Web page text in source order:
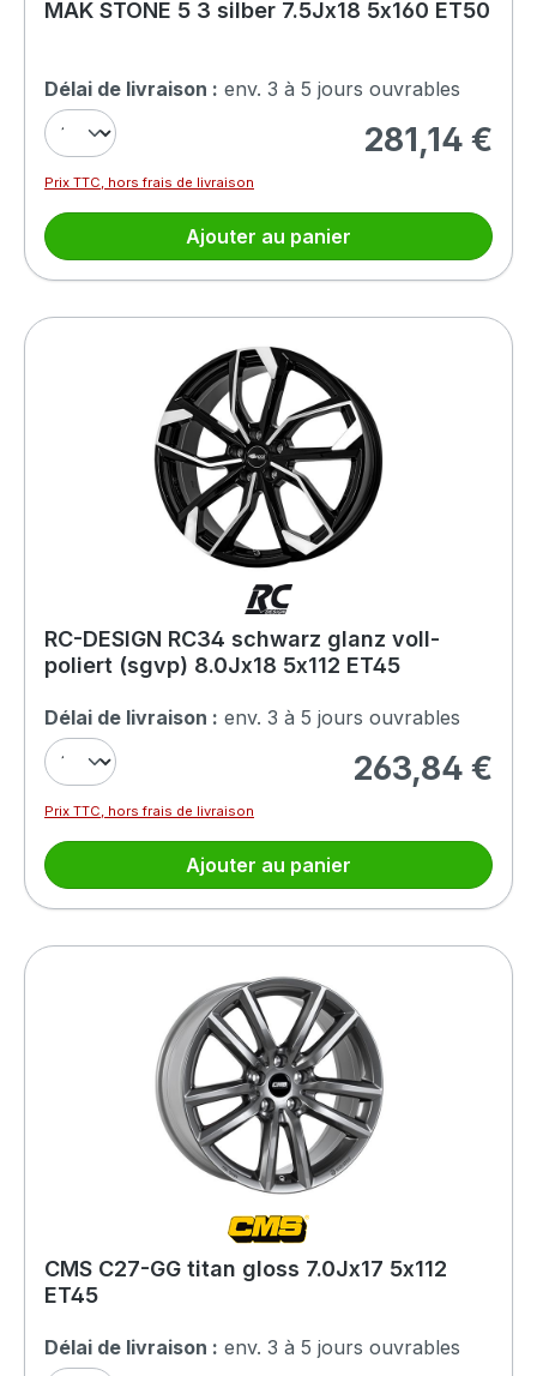
MAK STONE 5 3 silber 7.5Jx18 5x160 ET50
Délai de livraison : env. 3 à 5 jours ouvrables
Prix régulier :
281,14 €
Prix TTC, hors frais de livraison
Ajouter au panier
RC-DESIGN RC34 schwarz glanz voll-
poliert (sgvp) 8.0Jx18 5x112 ET45
Délai de livraison : env. 3 à 5 jours ouvrables
Prix régulier :
263,84 €
Prix TTC, hors frais de livraison
Ajouter au panier
CMS C27-GG titan gloss 7.0Jx17 5x112
ET45
Délai de livraison : env. 3 à 5 jours ouvrables